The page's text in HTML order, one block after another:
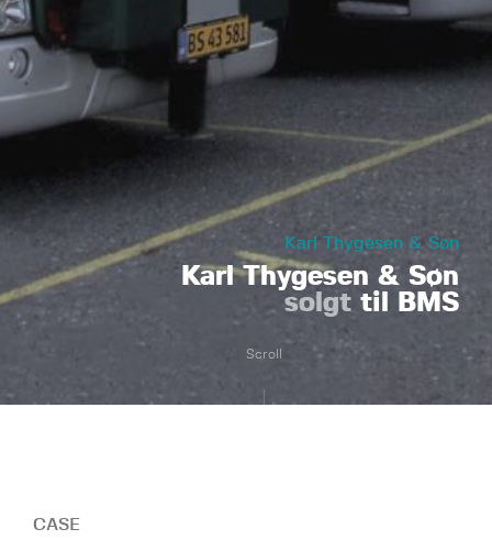
Karl Thygesen & Søn
Karl Thygesen & Søn
solgttil BMS
Scroll
CASE